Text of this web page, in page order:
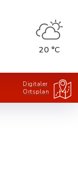
20 °C
Digitaler
Ortsplan